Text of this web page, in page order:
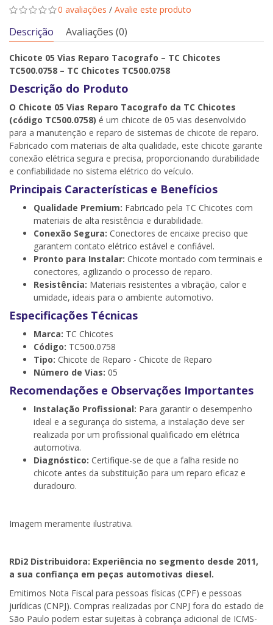
0 avaliações / Avalie este produto
Descrição Avaliações (0)
Chicote 05 Vias Reparo Tacografo – TC Chicotes
TC500.0758 – TC Chicotes TC500.0758
Descrição do Produto
O Chicote 05 Vias Reparo Tacografo da TC Chicotes
(código TC500.0758) é um chicote de 05 vias desenvolvido
para a manutenção e reparo de sistemas de chicote de reparo.
Fabricado com materiais de alta qualidade, este chicote garante
conexão elétrica segura e precisa, proporcionando durabilidade
e confiabilidade no sistema elétrico do veículo.
Principais Características e Benefícios
Qualidade Premium: Fabricado pela TC Chicotes com
materiais de alta resistência e durabilidade.
Conexão Segura: Conectores de encaixe preciso que
garantem contato elétrico estável e confiável.
Pronto para Instalar: Chicote montado com terminais e
conectores, agilizando o processo de reparo.
Resistência: Materiais resistentes a vibração, calor e
umidade, ideais para o ambiente automotivo.
Especificações Técnicas
Marca: TC Chicotes
Código: TC500.0758
Tipo: Chicote de Reparo - Chicote de Reparo
Número de Vias: 05
Recomendações e Observações Importantes
Instalação Profissional: Para garantir o desempenho
ideal e a segurança do sistema, a instalação deve ser
realizada por um profissional qualificado em elétrica
automotiva.
Diagnóstico: Certifique-se de que a falha reside no
chicote antes da substituição para um reparo eficaz e
duradouro.
Imagem meramente ilustrativa.
RDi2 Distribuidora: Experiência no segmento desde 2011,
a sua confiança em peças automotivas diesel.
Emitimos Nota Fiscal para pessoas físicas (CPF) e pessoas
jurídicas (CNPJ). Compras realizadas por CNPJ fora do estado de
São Paulo podem estar sujeitas à cobrança adicional de ICMS-